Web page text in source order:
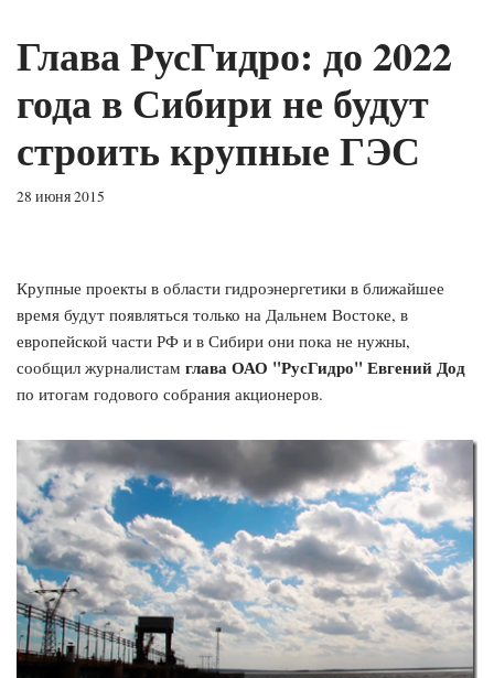
Глава РусГидро: до 2022
года в Сибири не будут
строить крупные ГЭС
28 июня 2015
Крупные проекты в области гидроэнергетики в ближайшее
время будут появляться только на Дальнем Востоке, в
европейской части РФ и в Сибири они пока не нужны,
сообщил журналистам глава ОАО "РусГидро" Евгений Дод
по итогам годового собрания акционеров.